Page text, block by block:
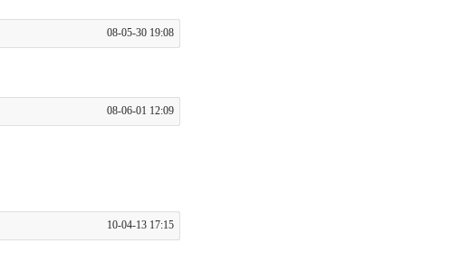
08-05-30 19:08
08-06-01 12:09
10-04-13 17:15